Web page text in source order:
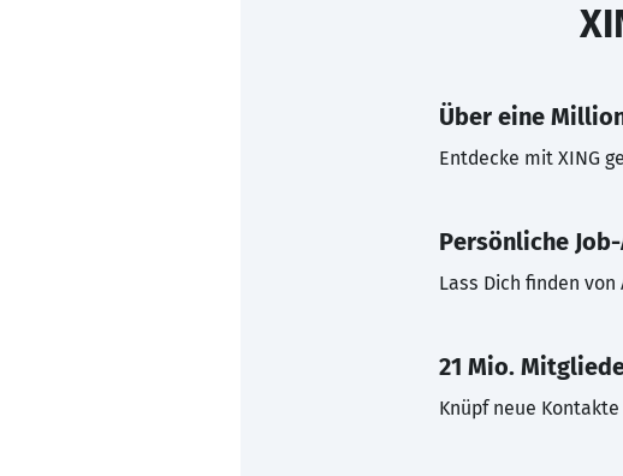
Über eine
Entdecke mit XING
Persönliche
Lass Dich finden
21 Mio.
Knüpf neue